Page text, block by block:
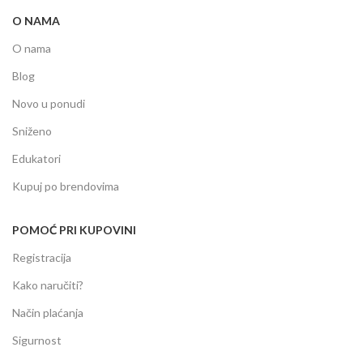
O NAMA
O nama
Blog
Novo u ponudi
Sniženo
Edukatori
Kupuj po brendovima
POMOĆ PRI KUPOVINI
Registracija
Kako naručiti?
Način plaćanja
Sigurnost